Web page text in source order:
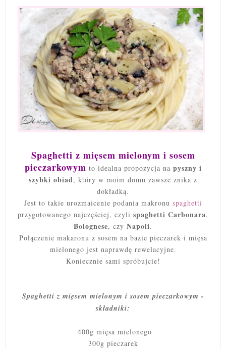
Spaghetti z mięsem mielonym i sosem
pieczarkowym to idealna propozycja na pyszny i
szybki obiad, który w moim domu zawsze znika z
dokładką.
Jest to takie urozmaicenie podania makronu spaghetti
przygotowanego najczęściej, czyli spaghetti Carbonara,
Bolognese, czy Napoli.
Połączenie makaronu z sosem na bazie pieczarek i mięsa
mielonego jest naprawdę rewelacyjne.
Koniecznie sami spróbujcie!
Spaghetti z mięsem mielonym i sosem pieczarkowym -
składniki:
400g mięsa mielonego
300g pieczarek